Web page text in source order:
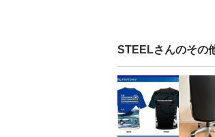
STEELさんのその